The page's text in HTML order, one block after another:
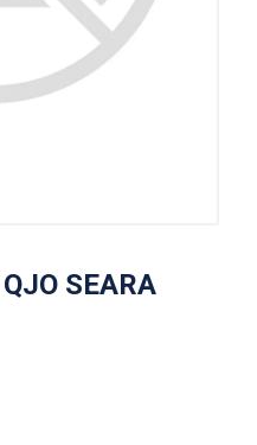
SEARA